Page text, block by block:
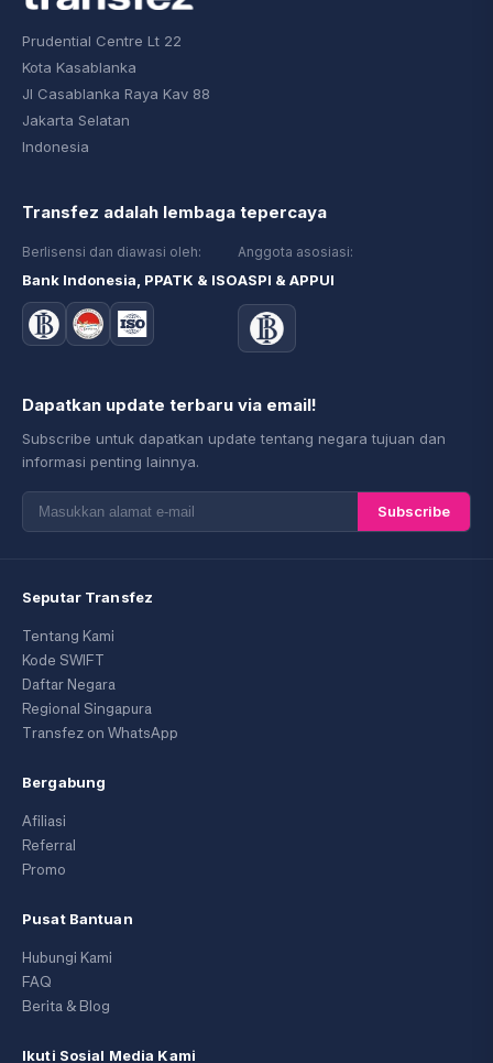
Prudential Centre Lt 22
Kota Kasablanka
Jl Casablanka Raya Kav 88
Jakarta Selatan
Indonesia
Transfez adalah lembaga tepercaya
Berlisensi dan diawasi oleh:
Bank Indonesia, PPATK & ISO
Anggota asosiasi:
ASPI & APPUI
Dapatkan update terbaru via email!
Subscribe untuk dapatkan update tentang negara tujuan dan
informasi penting lainnya.
Subscribe
Seputar Transfez
Tentang Kami
Kode SWIFT
Daftar Negara
Regional Singapura
Transfez on WhatsApp
Bergabung
Afiliasi
Referral
Promo
Pusat Bantuan
Hubungi Kami
FAQ
Berita & Blog
Ikuti Sosial Media Kami